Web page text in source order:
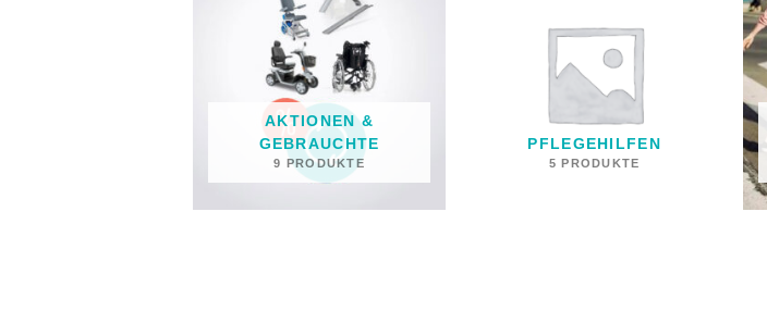
AKTIONEN &
GEBRAUCHTE
9 PRODUKTE
PFLEGEHILFEN
5 PRODUKTE